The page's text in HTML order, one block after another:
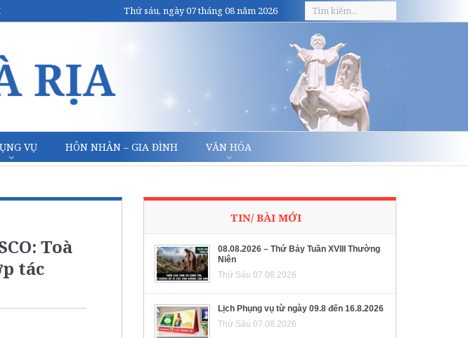
Thứ sáu, ngày 07 tháng 08 năm 2026
VỤ HÔN NHÂN – GIA ĐÌNH VĂN HÓA
Toà
tác
TIN/ BÀI MỚI
08.08.2026 – Thứ Bảy Tuần XVIII Thường
Niên
Thứ Sáu 07.08.2026
Lịch Phụng vụ từ ngày 09.8 đến 16.8.2026
Thứ Sáu 07.08.2026